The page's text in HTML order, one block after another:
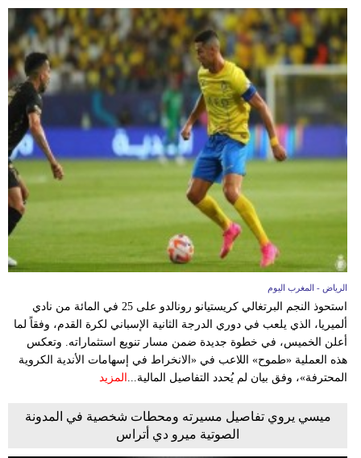
أزياء
صحة
وتغذية
سياحة
وسفر
ديكور
أخبار
البرلمان
إعلام
تعليم
أزياء
الرياض - المغرب اليوم
استحوذ النجم البرتغالي كريستيانو رونالدو على 25 في المائة من نادي
ألميريا، الذي يلعب في دوري الدرجة الثانية الإسباني لكرة القدم، وفقاً لما
أعلن الخميس، في خطوة جديدة ضمن مسار تنويع استثماراته. وتعكس
هذه العملية «طموح» اللاعب في «الانخراط في إسهامات الأندية الكروية
المحترفة»، وفق بيان لم يُحدد التفاصيل المالية... المزيد
ميسي يروي تفاصيل مسيرته ومحطات شخصية في المدونة
الصوتية ميرو دي أتراس